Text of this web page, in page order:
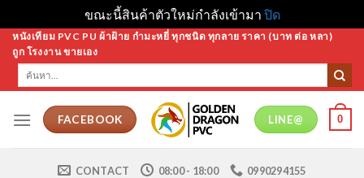
ขณะนี้สินค้าตัวใหม่กำลังเข้ามา ปิด
Skip
content
หนังเทียม PVC PU ผ้าฝ้าย กำมะหยี่ ทุกชนิด ทุกลาย ราคา (บาท ต่อ หลา)
ถูก โรงงาน ขายเอง
ค้นหา:
FACEBOOK LINE@ 0
CONTACT 08:00 - 18:00 0990294155